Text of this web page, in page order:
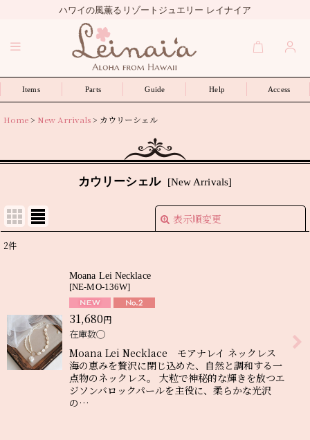
ハワイの風薫るリゾートジュエリー レイナイア
Items Parts Guide Help Access
Home> New Arrivals> カウリーシェル
カウリーシェル [New Arrivals]
表示順変更
2件
Moana Lei Necklace
[NE-MO-136W]
31,680円
在庫数◯
Moana Lei Necklace モアナレイ ネックレス
海の恵みを贅沢に閉じ込めた、自然と調和する一
点物のネックレス。 大粒で神秘的な輝きを放つエ
ジソンバロックパールを主役に、柔らかな光沢
の…